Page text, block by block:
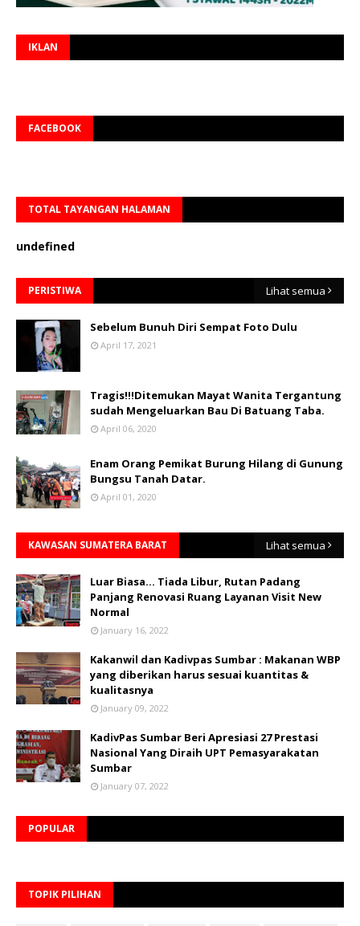
IKLAN
FACEBOOK
TOTAL TAYANGAN HALAMAN
undefned
PERISTIWA Lihat semua
Sebelum Bunuh Diri Sempat Foto Dulu
April 17, 2021
Tragis!!!Ditemukan Mayat Wanita Tergantung
sudah Mengeluarkan Bau Di Batuang Taba.
April 06, 2020
Enam Orang Pemikat Burung Hilang di Gunung
Bungsu Tanah Datar.
April 01, 2020
KAWASAN SUMATERA BARAT Lihat semua
Luar Biasa... Tiada Libur, Rutan Padang
Panjang Renovasi Ruang Layanan Visit New
Normal
January 16, 2022
Kakanwil dan Kadivpas Sumbar : Makanan WBP
yang diberikan harus sesuai kuantitas &
kualitasnya
January 09, 2022
KadivPas Sumbar Beri Apresiasi 27 Prestasi
Nasional Yang Diraih UPT Pemasyarakatan
Sumbar
January 07, 2022
POPULAR
TOPIK PILIHAN